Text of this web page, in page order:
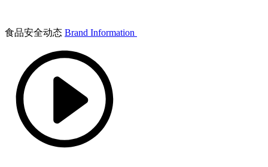
食品安全动态 Brand Information